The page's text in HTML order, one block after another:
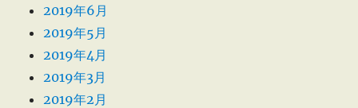
2019年6月
2019年5月
2019年4月
2019年3月
2019年2月